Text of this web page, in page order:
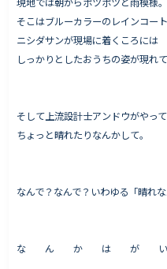
Staff ブログ&News
そこはブルーカラーのレインコー
ニシダサンが現場に着くころには
しっかりとしたおうちの姿が現れ
そして上流設計士アンドウがやっ
ちょっと晴れたりなんかして。
なんで？なんで？いわゆる「晴れ
な ん か は が